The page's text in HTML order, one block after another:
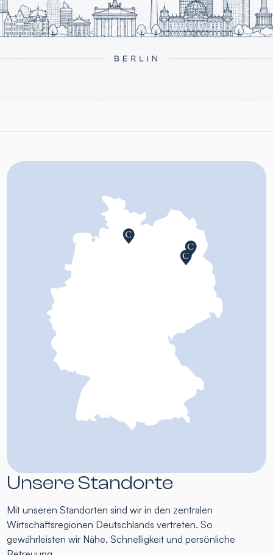
Unsere Standorte
Mit unseren Standorten sind wir in den zentralen
Wirtschaftsregionen Deutschlands vertreten. So
gewährleisten wir Nähe, Schnelligkeit und persönliche